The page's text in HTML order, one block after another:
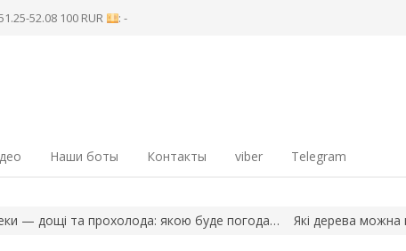
52.08 100 RUR : -
Наши боты Контакты viber Telegram
та прохолода: якою буде погода… Які дерева можна посадити